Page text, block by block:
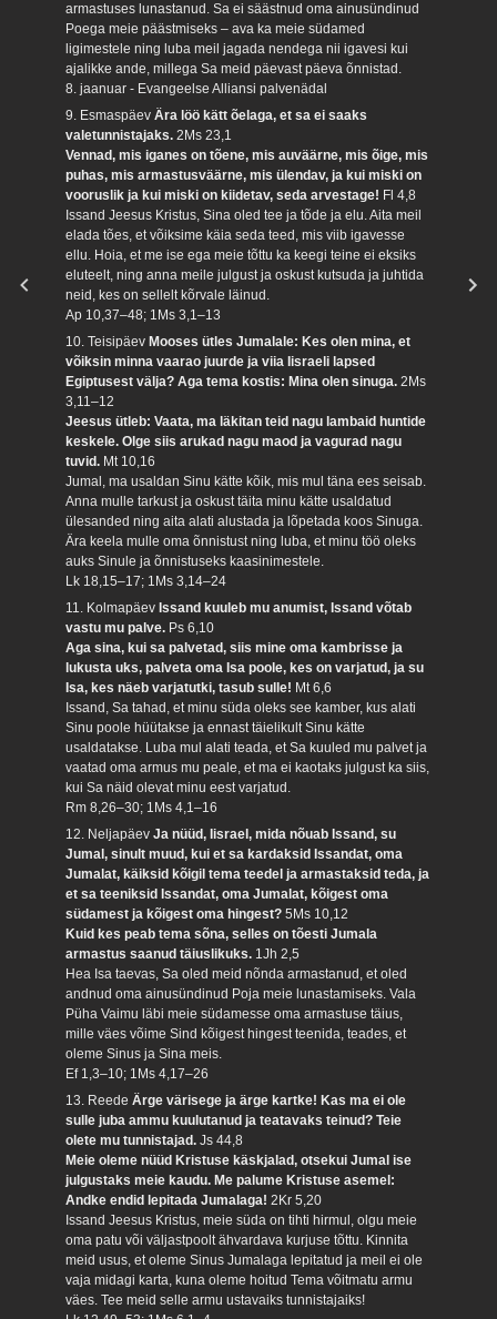
armastuses lunastanud. Sa ei säästnud oma ainusündinud
Poega meie päästmiseks – ava ka meie südamed
ligimestele ning luba meil jagada nendega nii igavesi kui
ajalikke ande, millega Sa meid päevast päeva õnnistad.
8. jaanuar - Evangeelse Alliansi palvenädal
9. EsmaspäevÄra löö kätt õelaga, et sa ei saaks
valetunnistajaks.2Ms 23,1
Vennad, mis iganes on tõene, mis auväärne, mis õige, mis
puhas, mis armastusväärne, mis ülendav, ja kui miski on
vooruslik ja kui miski on kiidetav, seda arvestage! Fl 4,8
Issand Jeesus Kristus, Sina oled tee ja tõde ja elu. Aita meil
elada tões, et võiksime käia seda teed, mis viib igavesse
ellu. Hoia, et me ise ega meie tõttu ka keegi teine ei eksiks
eluteelt, ning anna meile julgust ja oskust kutsuda ja juhtida
neid, kes on sellelt kõrvale läinud.
Ap 10,37–48; 1Ms 3,1–13
10. Teisipäev Mooses ütles Jumalale: Kes olen mina, et
võiksin minna vaarao juurde ja viia Iisraeli lapsed
Egiptusest välja? Aga tema kostis: Mina olen sinuga.2Ms
3,11–12
Jeesus ütleb: Vaata, ma läkitan teid nagu lambaid huntide
keskele. Olge siis arukad nagu maod ja vagurad nagu
tuvid. Mt 10,16
Jumal, ma usaldan Sinu kätte kõik, mis mul täna ees seisab.
Anna mulle tarkust ja oskust täita minu kätte usaldatud
ülesanded ning aita alati alustada ja lõpetada koos Sinuga.
Ära keela mulle oma õnnistust ning luba, et minu töö oleks
auks Sinule ja õnnistuseks kaasinimestele.
Lk 18,15–17; 1Ms 3,14–24
11. Kolmapäev Issand kuuleb mu anumist, Issand võtab
vastu mu palve. Ps 6,10
Aga sina, kui sa palvetad, siis mine oma kambrisse ja
lukusta uks, palveta oma Isa poole, kes on varjatud, ja su
Isa, kes näeb varjatutki, tasub sulle! Mt 6,6
Issand, Sa tahad, et minu süda oleks see kamber, kus alati
Sinu poole hüütakse ja ennast täielikult Sinu kätte
usaldatakse. Luba mul alati teada, et Sa kuuled mu palvet ja
vaatad oma armus mu peale, et ma ei kaotaks julgust ka siis,
kui Sa näid olevat minu eest varjatud.
Rm 8,26–30; 1Ms 4,1–16
12. NeljapäevJa nüüd, Iisrael, mida nõuab Issand, su
Jumal, sinult muud, kui et sa kardaksid Issandat, oma
Jumalat, käiksid kõigil tema teedel ja armastaksid teda, ja
et sa teeniksid Issandat, oma Jumalat, kõigest oma
südamest ja kõigest oma hingest?5Ms 10,12
Kuid kes peab tema sõna, selles on tõesti Jumala
armastus saanud täiuslikuks. 1Jh 2,5
Hea Isa taevas, Sa oled meid nõnda armastanud, et oled
andnud oma ainusündinud Poja meie lunastamiseks. Vala
Püha Vaimu läbi meie südamesse oma armastuse täius,
mille väes võime Sind kõigest hingest teenida, teades, et
oleme Sinus ja Sina meis.
Ef 1,3–10; 1Ms 4,17–26
13. ReedeÄrge värisege ja ärge kartke! Kas ma ei ole
sulle juba ammu kuulutanud ja teatavaks teinud? Teie
olete mu tunnistajad.Js 44,8
Meie oleme nüüd Kristuse käskjalad, otsekui Jumal ise
julgustaks meie kaudu. Me palume Kristuse asemel:
Andke endid lepitada Jumalaga!2Kr 5,20
Issand Jeesus Kristus, meie süda on tihti hirmul, olgu meie
oma patu või väljastpoolt ähvardava kurjuse tõttu. Kinnita
meid usus, et oleme Sinus Jumalaga lepitatud ja meil ei ole
vaja midagi karta, kuna oleme hoitud Tema võitmatu armu
väes. Tee meid selle armu ustavaiks tunnistajaiks!